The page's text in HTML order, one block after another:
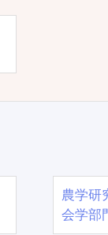
農学
会学部